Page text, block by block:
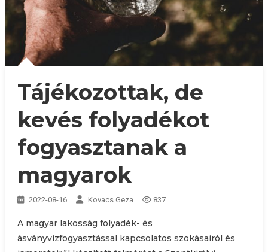
Tájékozottak, de
kevés folyadékot
fogyasztanak a
magyarok
2022-08-16 Kovacs Geza 837
A magyar lakosság folyadék- és
ásványvízfogyasztással kapcsolatos szokásairól és